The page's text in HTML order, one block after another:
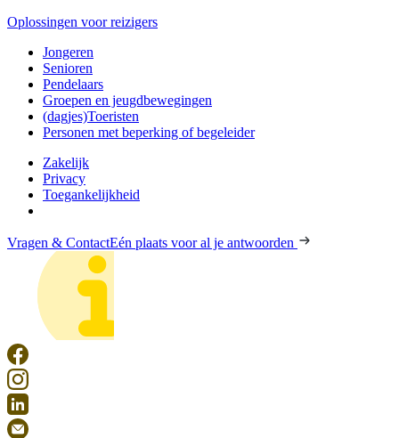
Oplossingen voor reizigers
Jongeren
Senioren
Pendelaars
Groepen en jeugdbewegingen
(dagjes)Toeristen
Personen met beperking of begeleider
Zakelijk
Privacy
Toegankelijkheid
Vragen & ContactEén plaats voor al je antwoorden